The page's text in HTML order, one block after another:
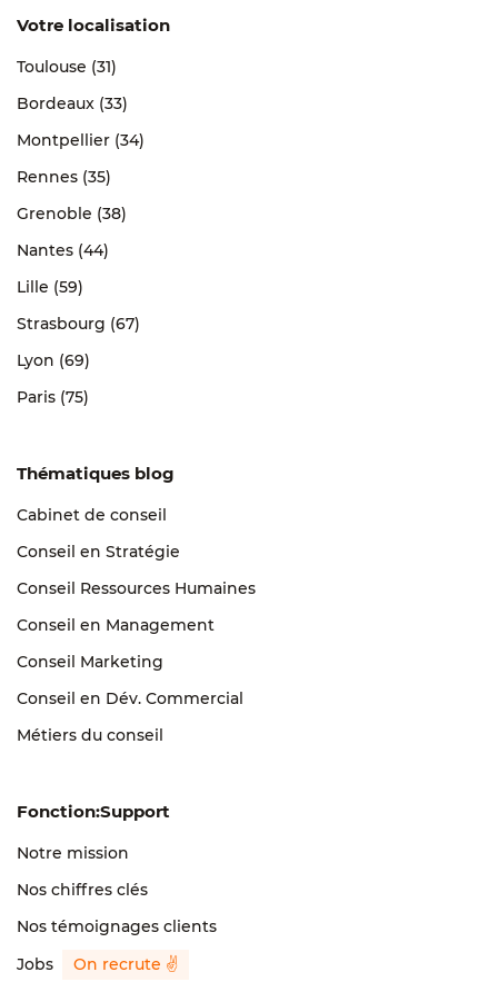
Votre localisation
Toulouse (31)
Bordeaux (33)
Montpellier (34)
Rennes (35)
Grenoble (38)
Nantes (44)
Lille (59)
Strasbourg (67)
Lyon (69)
Paris (75)
Thématiques blog
Cabinet de conseil
Conseil en Stratégie
Conseil Ressources Humaines
Conseil en Management
Conseil Marketing
Conseil en Dév. Commercial
Métiers du conseil
Fonction:Support
Notre mission
Nos chiffres clés
Nos témoignages clients
Jobs